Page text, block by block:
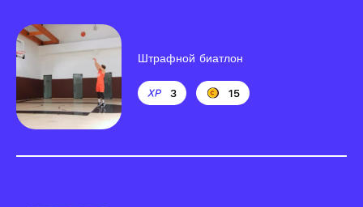
Штрафной биатлон
3 15